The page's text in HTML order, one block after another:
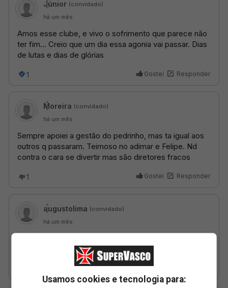
Usamos cookies e tecnologia para: